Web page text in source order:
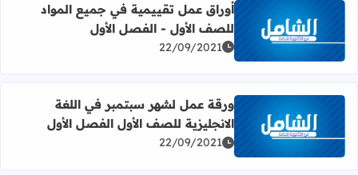
اقرأ المزيد عن أوراق عمل تقييمية في جميع المواد للصف
أوراق عمل تقييمية في جميع المواد
للصف الأول - الفصل الأول
22/09/2021
اقرأ المزيد عن ورقة عمل لشهر سبتمبر في اللغة الانجليزية
ورقة عمل لشهر سبتمبر في اللغة
الانجليزية للصف الأول الفصل الأول
22/09/2021